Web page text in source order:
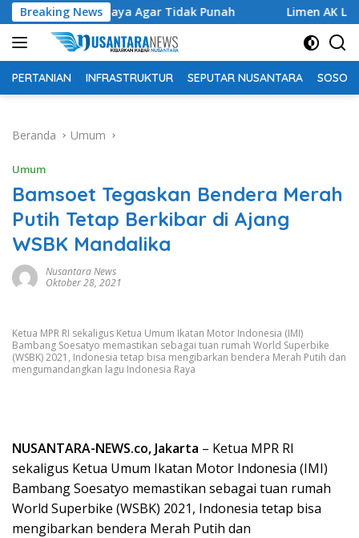
Langsung
ke
konten
Breaking News
Budaya Agar Tidak Punah Limen AK Lingai
PERTANIAN INFRASTRUKTUR SEPUTAR NUSANTARA SOSOK
Beranda Umum
Umum
Bamsoet Tegaskan Bendera Merah
Putih Tetap Berkibar di Ajang
WSBK Mandalika
Nusantara News
Oktober 28, 2021
Ketua MPR RI sekaligus Ketua Umum Ikatan Motor Indonesia (IMI)
Bambang Soesatyo memastikan sebagai tuan rumah World Superbike
(WSBK) 2021, Indonesia tetap bisa mengibarkan bendera Merah Putih dan
mengumandangkan lagu Indonesia Raya
NUSANTARA-NEWS.co, Jakarta – Ketua MPR RI
sekaligus Ketua Umum Ikatan Motor Indonesia (IMI)
Bambang Soesatyo memastikan sebagai tuan rumah
World Superbike (WSBK) 2021, Indonesia tetap bisa
mengibarkan bendera Merah Putih dan